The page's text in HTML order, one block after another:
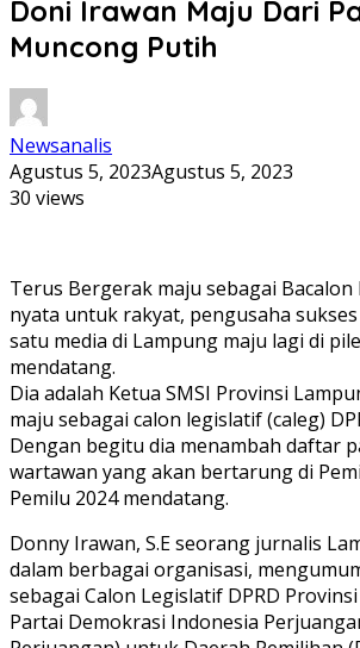
Doni Irawan Maju Dari
Muncong Putih
Newsanalis
Agustus 5, 2023Agustus 5, 2023
30 views
Terus Bergerak maju sebagai
nyata untuk rakyat, pengusaha
satu media di Lampung maju lagi di
mendatang.
Dia adalah Ketua SMSI Provinsi
maju sebagai calon legislatif (caleg)
Dengan begitu dia menambah daftar
wartawan yang akan bertarung di
Pemilu 2024 mendatang.
Donny Irawan, S.E seorang jurnalis
dalam berbagai organisasi,
sebagai Calon Legislatif DPRD
Partai Demokrasi Indonesia